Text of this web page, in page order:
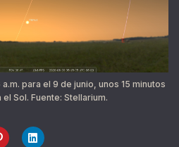
para el 9 de junio, unos 15 minutos
Sol. Fuente: Stellarium.